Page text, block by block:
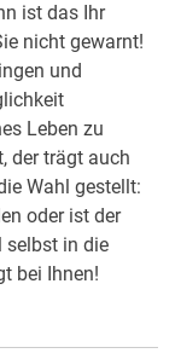
ist das Ihr
nicht gewarnt!
und
Leben zu
der trägt auch
Wahl gestellt:
oder ist der
selbst in die
bei Ihnen!